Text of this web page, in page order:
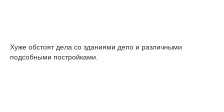
Хуже обстоят дела со зданиями депо и различными
подсобными постройками.